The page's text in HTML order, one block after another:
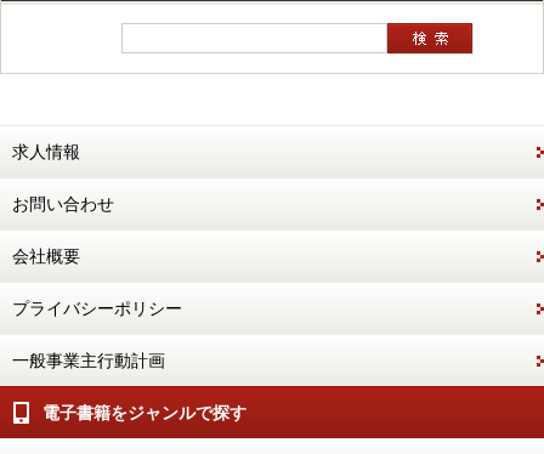
求人情報
お問い合わせ
会社概要
プライバシーポリシー
一般事業主行動計画
電子書籍をジャンルで探す